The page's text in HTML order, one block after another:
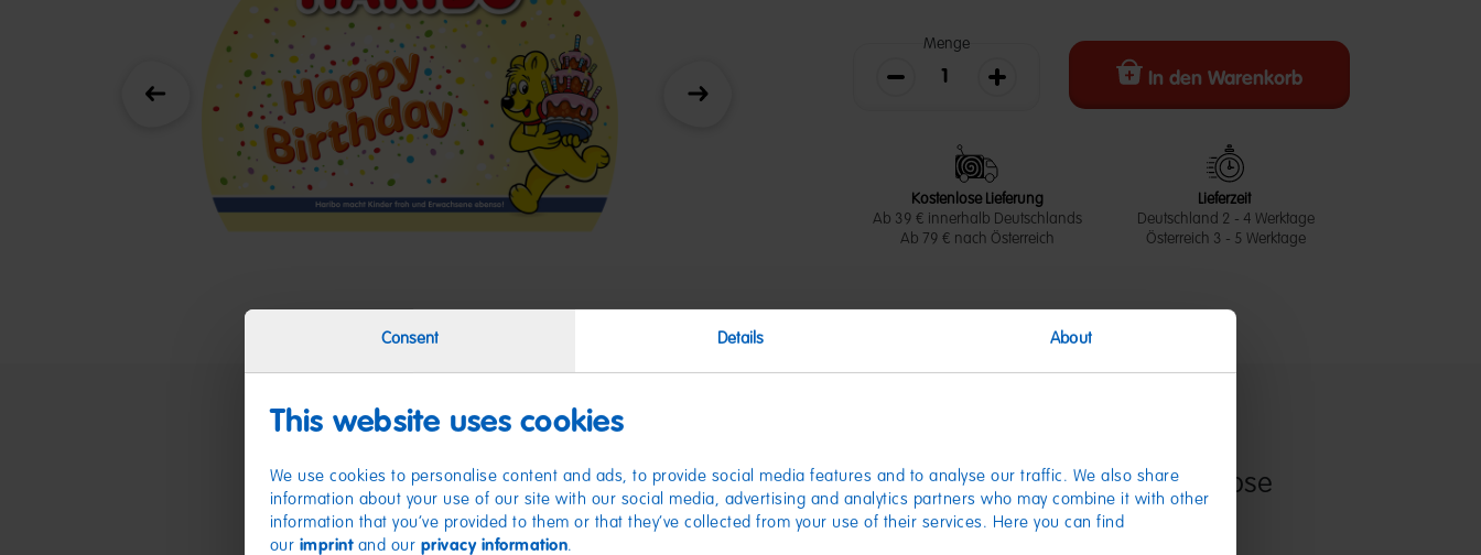
Consent Details About
This website uses cookies
We use cookies to personalise content and ads, to provide social media features and to analyse our traffic. We also share
information about your use of our site with our social media, advertising and analytics partners who may combine it with other
information that you’ve provided to them or that they’ve collected from your use of their services. Here you can find
our imprintand our privacy information.
Zurück
Menge
Die Menge verringernDie Menge erhöhen In den Warenkorb
Kostenlose Lieferung
Ab 39 € innerhalb Deutschlands
Ab 79 € nach Österreich
Lieferzeit
Deutschland 2 - 4 Werktage
Österreich 3 - 5 Werktage
Gruß-Etikett auf eine HARIBO Dose
deiner Wahl kleben - fertig!